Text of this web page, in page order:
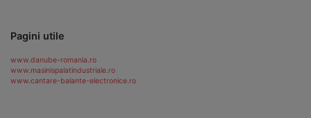
Pagini utile
www.danube-romania.ro
www.masinispalatindustriale.ro
www.cantare-balante-electronice.ro